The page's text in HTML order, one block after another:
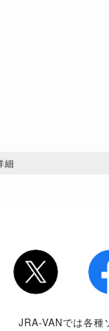
細
Twitter
JRA-VANでは各種